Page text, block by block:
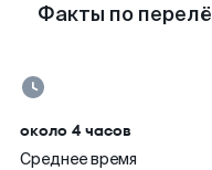
Факты по
около 4 часов
Среднее время